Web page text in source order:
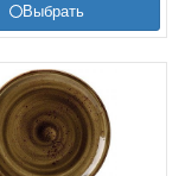
Выбрать